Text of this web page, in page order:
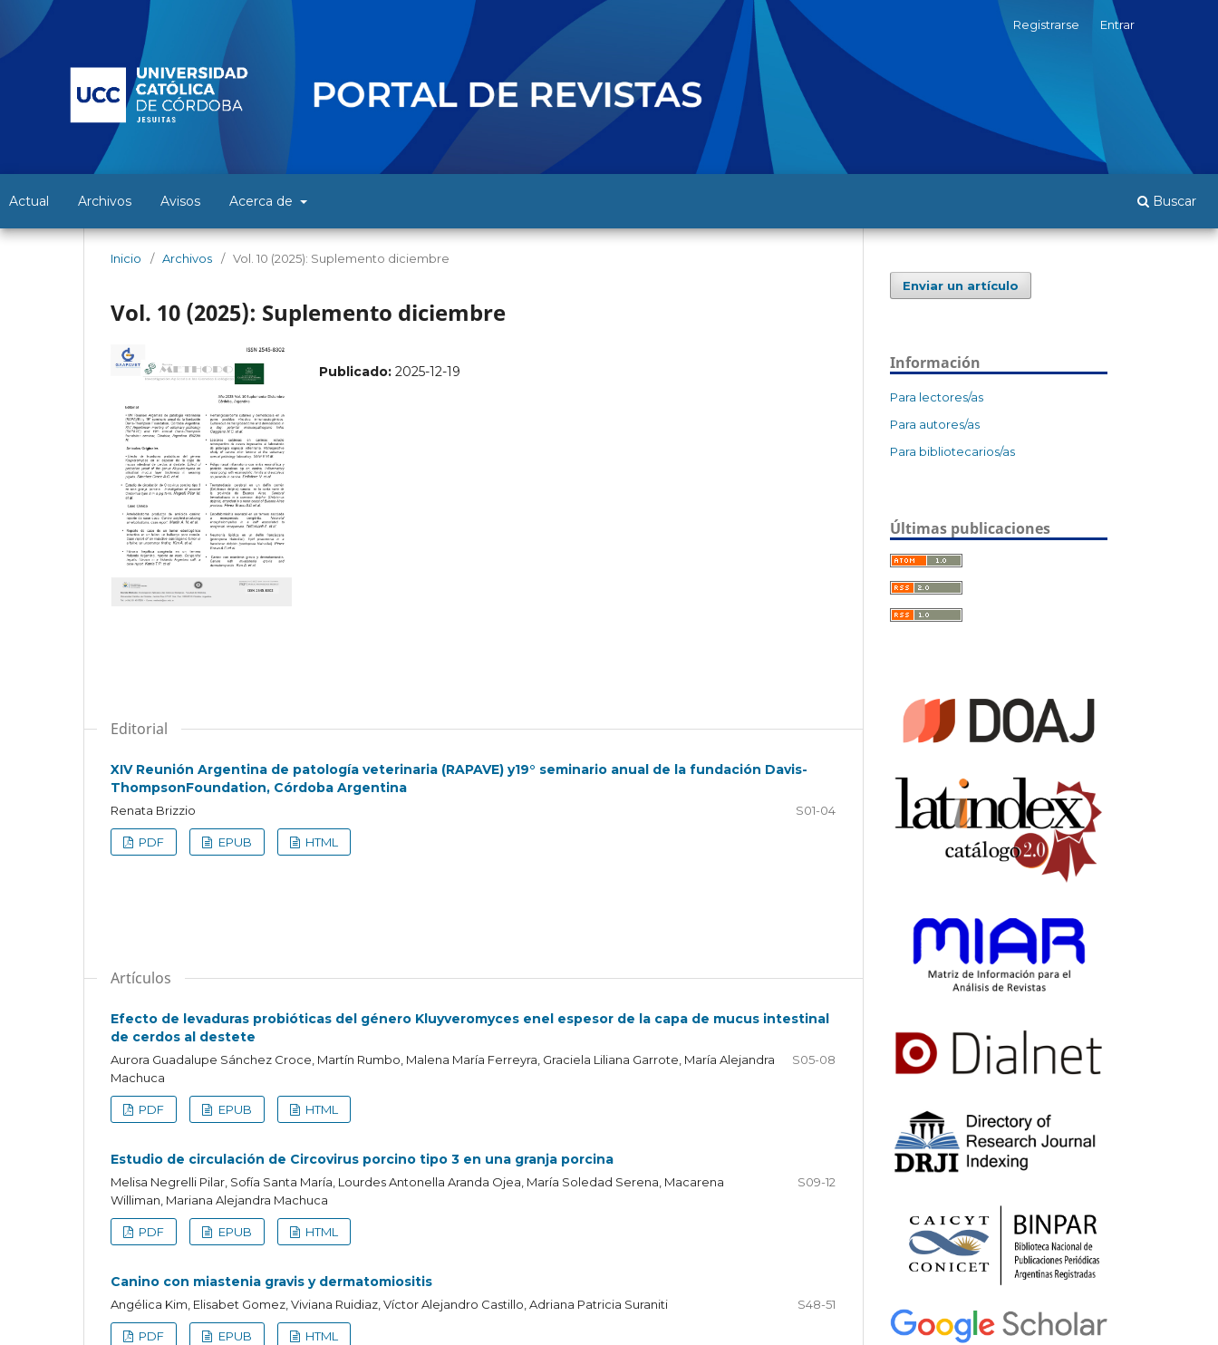
Actual Archivos Avisos Acerca de Buscar
Registrarse Entrar
Inicio / Archivos / Vol. 10 (2025): Suplemento diciembre
Vol. 10 (2025): Suplemento diciembre
Publicado: 2025-12-19
Editorial
XIV Reunión Argentina de patología veterinaria (RAPAVE) y19° seminario anual de la fundación Davis-
ThompsonFoundation, Córdoba Argentina
Renata Brizzio S01-04
PDF EPUB HTML
Artículos
Efecto de levaduras probióticas del género Kluyveromyces enel espesor de la capa de mucus intestinal
de cerdos al destete
Aurora Guadalupe Sánchez Croce, Martín Rumbo, Malena María Ferreyra, Graciela Liliana Garrote, María Alejandra
Machuca
S05-08
PDF EPUB HTML
Estudio de circulación de Circovirus porcino tipo 3 en una granja porcina
Melisa Negrelli Pilar, Sofía Santa María, Lourdes Antonella Aranda Ojea, María Soledad Serena, Macarena
Williman, Mariana Alejandra Machuca
S09-12
PDF EPUB HTML
Canino con miastenia gravis y dermatomiositis
Angélica Kim, Elisabet Gomez, Viviana Ruidiaz, Víctor Alejandro Castillo, Adriana Patricia Suraniti S48-51
PDF EPUB HTML
Enviar un artículo
Información
Para lectores/as
Para autores/as
Para bibliotecarios/as
Últimas publicaciones